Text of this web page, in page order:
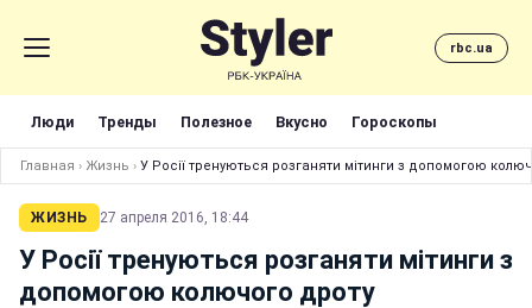
rbc.ua
Люди Тренды Полезное Вкусно Гороскопы
Главная › Жизнь › У Росії тренуються розганяти мітинги з допомогою
ЖИЗНЬ 27 апреля 2016, 18:44
У Росії тренуються розганяти мітинги з
допомогою колючого дроту